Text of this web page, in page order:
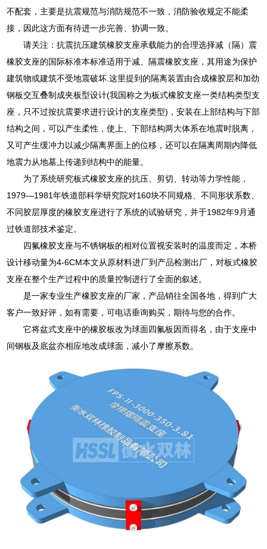
不配套，主要是抗震规范与消防规范不一致，消防验收规定不能柔
接，因此这方面有待进一步完善、协调一致。
请关注：抗震抗压建筑橡胶支座承载能力的合理选择减（隔）震
橡胶支座的国际标准本标准适用于减、隔震橡胶支座，其用途为保护
建筑物或建筑不受地震破坏.这里提到的隔离装置由合成橡胶层和加劲
钢板交互叠制成夹板型设计(我国称之为板式橡胶支座一类结构类型支
座，只不过按抗震要求进行设计的支座类型)，安装在上部结构与下部
结构之间，可以产生柔性，使上、下部结构两大体系在地震时脱离，
又可产生缓冲力以减少隔离界面上的位移，还可以在隔离周期内降低
地震力从地墓上传递到结构中的能量。
为了系统研究板式橡胶支座的抗压、剪切、转动等力学性能，
1979—1981年铁道部科学研究院对160块不同规格、不同形状系数、
不同胶层厚度的橡胶支座进行了系统的试验研究，并于1982年9月通
过铁道部技术鉴定。
四氟橡胶支座与不锈钢板的相对位置视安装时的温度而定，本桥
设计移动量为4-6CM本文从原材料进厂到产品检测出厂，对板式橡胶
支座在整个生产过程中的质量控制进行了全面的叙述。
是一家专业生产橡胶支座的厂家，产品销往全国各地，得到广大
客户一致好评，如有需要，可电话垂询购买，期待与您的合作。
它将盆式支座中的橡胶板改为球面四氟板因而得名，由于支座中
间钢板及底盆亦相应地改成球面，减小了摩擦系数。